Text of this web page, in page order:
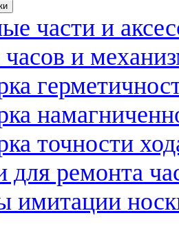
части и
и
точности
для ремонта
имитации